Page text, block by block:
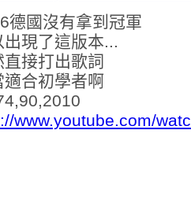
德國沒有拿到冠軍
出現了這版本...
直接打出歌詞
適合初學者啊
www.youtube.com/